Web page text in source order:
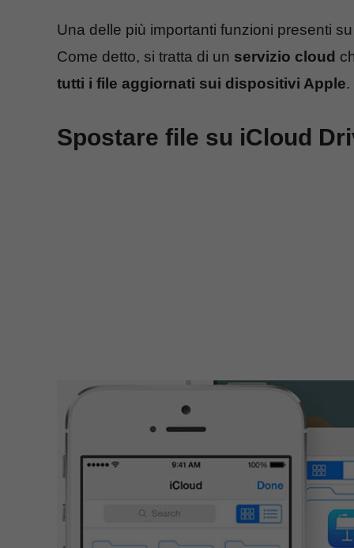
Una delle più importanti funzioni presenti
Come detto, si tratta di un servizio cloud
tutti i file aggiornati sui dispositivi Apple.
Spostare file su iCloud